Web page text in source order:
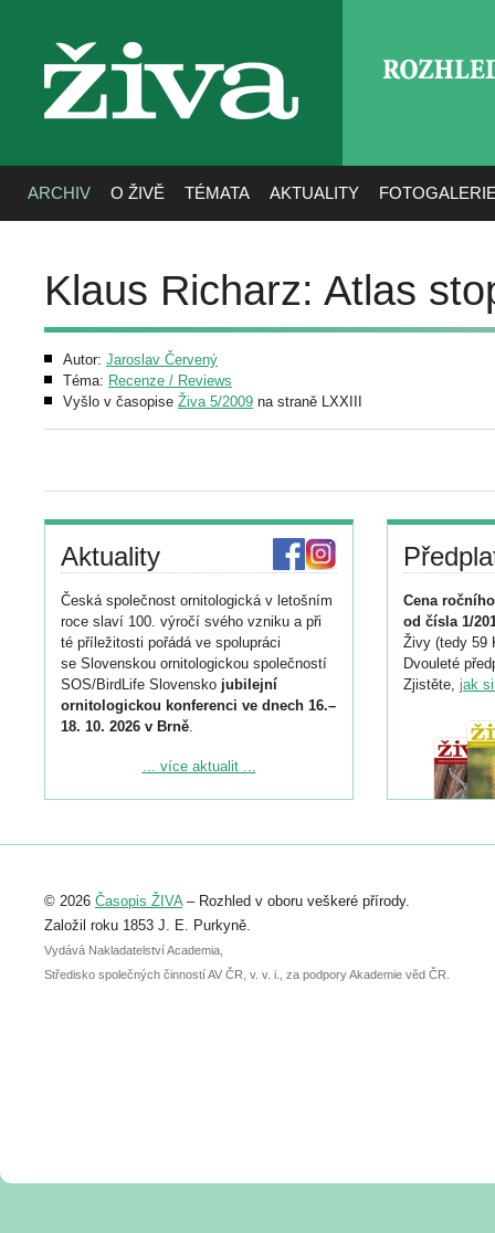
živa
ARCHIV O ŽIVĚ TÉMATA AKTUALITY
Klaus Richarz: Atlas
Autor: Jaroslav Červený
Téma: Recenze / Reviews
Vyšlo v časopise Živa 5/2009 na straně LXXIII
Aktuality
Česká společnost ornitologická v letošním
roce slaví 100. výročí svého vzniku a při
té příležitosti pořádá ve spolupráci
se Slovenskou ornitologickou společností
SOS/BirdLife Slovensko jubilejní
ornitologickou konferenci ve dnech 16.–
18. 10. 2026 v Brně.
Podrobnější informace ke konferenci
Registrovat se můžete do 6. září.
abstraktu přihlášené přednášky nebo
posteru je už 30. června.
... více aktualit ...
Cena
od čísla 1/
Živy (tedy 59
Dvouleté
Zjistěte, jak
© 2026 Časopis ŽIVA– Rozhled v oboru veškeré přírody.
Založil roku 1853 J. E. Purkyně.
Vydává Nakladatelství Academia,
Středisko společných činností AV ČR, v. v. i., za podpory Akademie věd ČR.